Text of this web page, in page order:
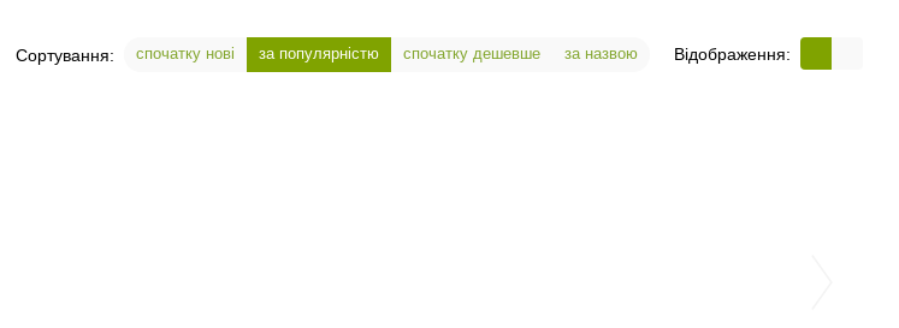
Сортування: спочатку нові за популярністю спочатку дешевше за назвою Відображення: